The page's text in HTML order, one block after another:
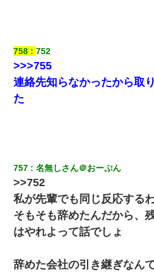
【復讐】義兄嫁「生活費、足りない
わけないでしょｗｗｗｗ」→ 理由を
（あまりにも希望通り）
選ばれたの！絶対見に来てね！」→
【まぬけ】夫「離婚だ！」私「わか
だ！」私「いいけど弁護士通して。
体中に赤い蕁麻疹みたいなのができ
758 752
>>>755
連絡先知らなかったから取
た
757 名無しさん＠おーぷん
>>752
私が先輩でも同じ反応する
そもそも辞めたんだから、
はやれよって話でしょ
辞めた会社の引き継ぎなん